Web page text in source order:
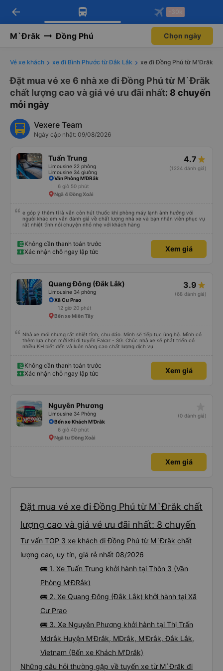
Tải app Vexere ngay!
Nhận ưu đãi thành viên độc
Mở app
Tải app Vexere
-30k/ghế khi đặt vé máy bay qua
Mở app
arrow_back -30k
M`Đrăk Đồng Phú Chọn ngày
Vé xe khách xe đi Bình Phước từ Đắk Lắk xe đi Đồng Phú từ M'Đrăk
Đặt mua vé xe 6 nhà xe đi Đồng Phú từ M`Đrăk
chất lượng cao và giá vé ưu đãi nhất: 8 chuyến
mỗi ngày
Vexere Team
Ngày cập nhật: 09/08/2026
Tuấn Trung
Limousine 22 phòng
Limousine 34 giường
4.7
(1224 đánh giá)
Văn Phòng M’ĐRắk
6 giờ 50 phút
Ngã 4 Đồng Xoài
e góp ý thêm tí là vẫn còn hút thuốc khi phòng máy lạnh ảnh hưởng với
người khác em vẫn đánh giá về chất lượng nhà xe và bạn nhân viên phục vụ
rất nhiệt tình nói chuyện nhỏ nhẹ với khách hàng
Không cần thanh toán trước
Xác nhận chỗ ngay lập tức
Xem giá
Quang Đông (Đắk Lắk)
Limousine 34 phòng
3.9
(68 đánh giá)
Xã Cư Prao
12 giờ 20 phút
Bến xe Miền Tây
Nhà xe mới nhưng rất nhiệt tình, chu đáo. Mình sẽ tiếp tục ủng hộ. Mình có
thêm lựa chọn mới khi đi tuyến Eakar - SG. Chúc nhà xe sẽ phát triển có
nhiều KH biết đến và luôn nâng cao chất lượng dịch vụ.
Không cần thanh toán trước
Xác nhận chỗ ngay lập tức
Xem giá
Nguyên Phương
Limousine 34 Phòng
(0 đánh giá)
Bến xe Khách M'Drắk
6 giờ 40 phút
Ngã tư Đồng Xoài
Xem giá
Đặt mua vé xe đi Đồng Phú từ M`Đrăk chất
lượng cao và giá vé ưu đãi nhất: 8 chuyến
Tư vấn TOP 3 xe khách đi Đồng Phú từ M`Đrăk chất
lượng cao, uy tín, giá rẻ nhất 08/2026
🚌 1. Xe Tuấn Trung khởi hành tại Thôn 3 (Văn
Phòng M’ĐRắk)
🚌 2. Xe Quang Đông (Đắk Lắk) khởi hành tại Xã
Cư Prao
🚌 3. Xe Nguyên Phương khởi hành tại Thị Trấn
Mdrắk Huyện M'Ðrắk, MDrắk, M'Đrắk, Đắk Lắk,
Vietnam (Bến xe Khách M'Drắk)
Những câu hỏi thường gặp về tuyến xe từ M`Đrăk đi